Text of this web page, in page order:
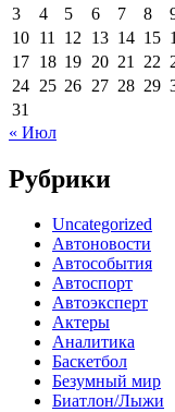
3
4 5 6 7 8
10 11 12 13 14 15
17 18 19 20 21 22
24 25 26 27 28 29
31
« Июл
Рубрики
Uncategorized
Автоновости
Автособытия
Автоспорт
Автоэксперт
Актеры
Аналитика
Баскетбол
Безумный мир
Биатлон/Лыжи